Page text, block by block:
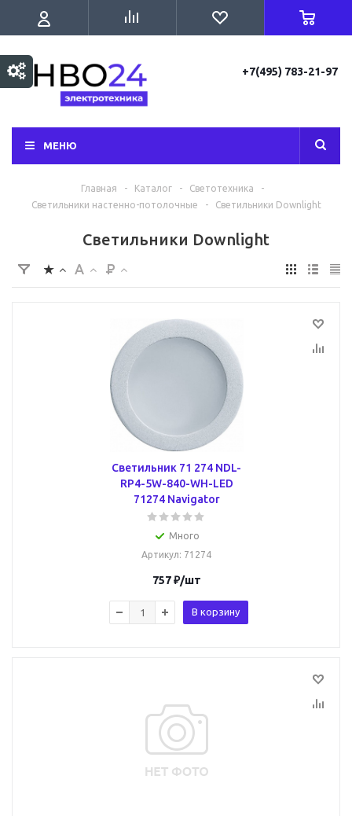
+7(495) 783-21-97
МЕНЮ
Главная - Каталог - Светотехника
-
Светильники настенно-потолочные
- Светильники Downlight
Светильники Downlight
Светильник 71 274 NDL-
RP4-5W-840-WH-LED
71274 Navigator
Много
Артикул: 71274
757₽/шт
В корзину